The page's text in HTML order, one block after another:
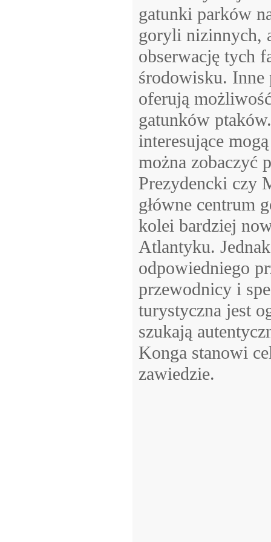
gatunki parków
goryli nizinnych,
obserwację tych
środowisku.
oferują
gatunków
interesujące
można zobaczyć
Prezydencki czy
główne centrum
kolei bardziej
Atlantyku.
odpowiedniego
przewodnicy i
turystyczna jest
szukają
Konga stanowi
zawiedzie.